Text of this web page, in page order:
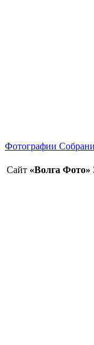
Фотографии
Сайт «Волга Фото»